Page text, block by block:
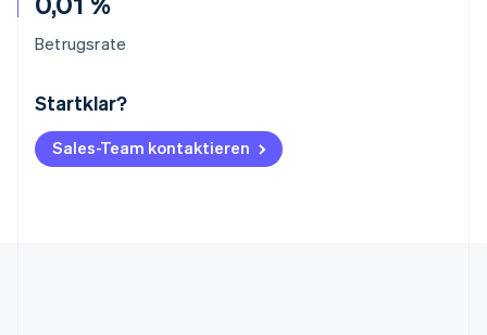
Betrugsrate
Startklar?
Sales-Team kontaktieren
Australien
Belgien
NederlandsFrançaisDeutschEnglish